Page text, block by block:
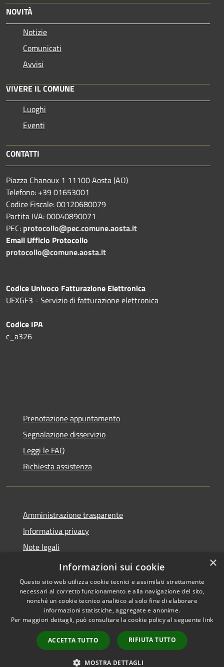
NOVITÀ
Notizie
Comunicati
Avvisi
VIVERE IL COMUNE
Luoghi
Eventi
CONTATTI
Piazza Chanoux 1 11100 Aosta (AO)
Telefono: +39 01653001
Codice Fiscale: 00120680079
Partita IVA: 00040890071
PEC: protocollo@pec.comune.aosta.it
Email Ufficio Protocollo
protocollo@comune.aosta.it
Codice Univoco Fatturazione Elettronica
UFXGF3 - Servizio di fatturazione elettronica
Codice IPA
c_a326
Prenotazione appuntamento
Segnalazione disservizio
Leggi le FAQ
Richiesta assistenza
Amministrazione trasparente
Informativa privacy
Note legali
Dichiarazione di accessibilità
Accessibilité
Confidentialité
Gestion des cookies
Copyright © 2026 • Ville de •
Powered byMunicipium
Accès rédaction
×
Informazioni sui cookie
Questo sito web utilizza cookie tecnici e assimilati strettamente
necessari al corretto funzionamento e alla navigazione del sito,
nonché un cookie tecnico analitico al solo fine di elaborare
informazioni statistiche, aggregate e anonime.
Per maggiori dettagli, può consultare la cookie policy al seguente link
ACCETTA TUTTO RIFIUTA TUTTO
MOSTRA DETTAGLI